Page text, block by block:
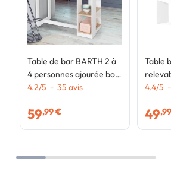
Table de bar BARTH 2 à
4 personnes ajourée bois
blanc et plateau façon
4.2/5 - 35 avis
59,99 €
Table
TARA
4.4/5 -
49